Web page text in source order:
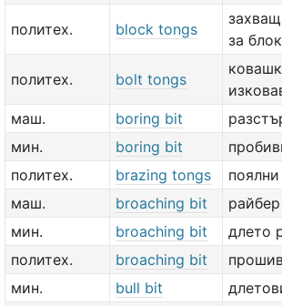
политех. block tongs
за
политех. bolt tongs
маш.
boring bit
мин.
boring bit
политех.
brazing tongs
маш.
broaching bit
райбер
мин.
broaching bit
длето
политех.
broaching bit
мин.
bull bit